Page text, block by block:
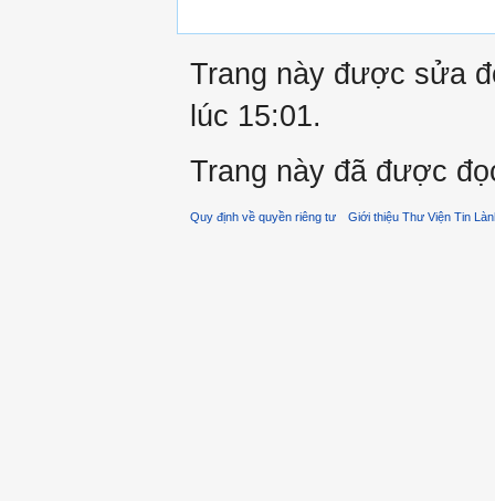
Trang này được sửa
lúc 15:01.
Trang này đã được
Quy định về quyền riêng tư Giới thiệu Thư Viện Tin